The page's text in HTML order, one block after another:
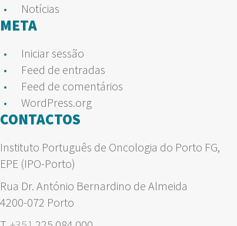
Notícias
META
Iniciar sessão
Feed de entradas
Feed de comentários
WordPress.org
CONTACTOS
Instituto Português de Oncologia do Porto FG,
EPE (IPO-Porto)
Rua Dr. António Bernardino de Almeida
4200-072 Porto